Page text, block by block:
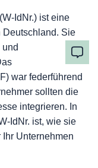
IdNr.) ist eine
Deutschland. Sie
war federführend
sollten die
integrieren. In
IdNr. ist, wie sie
Unternehmen